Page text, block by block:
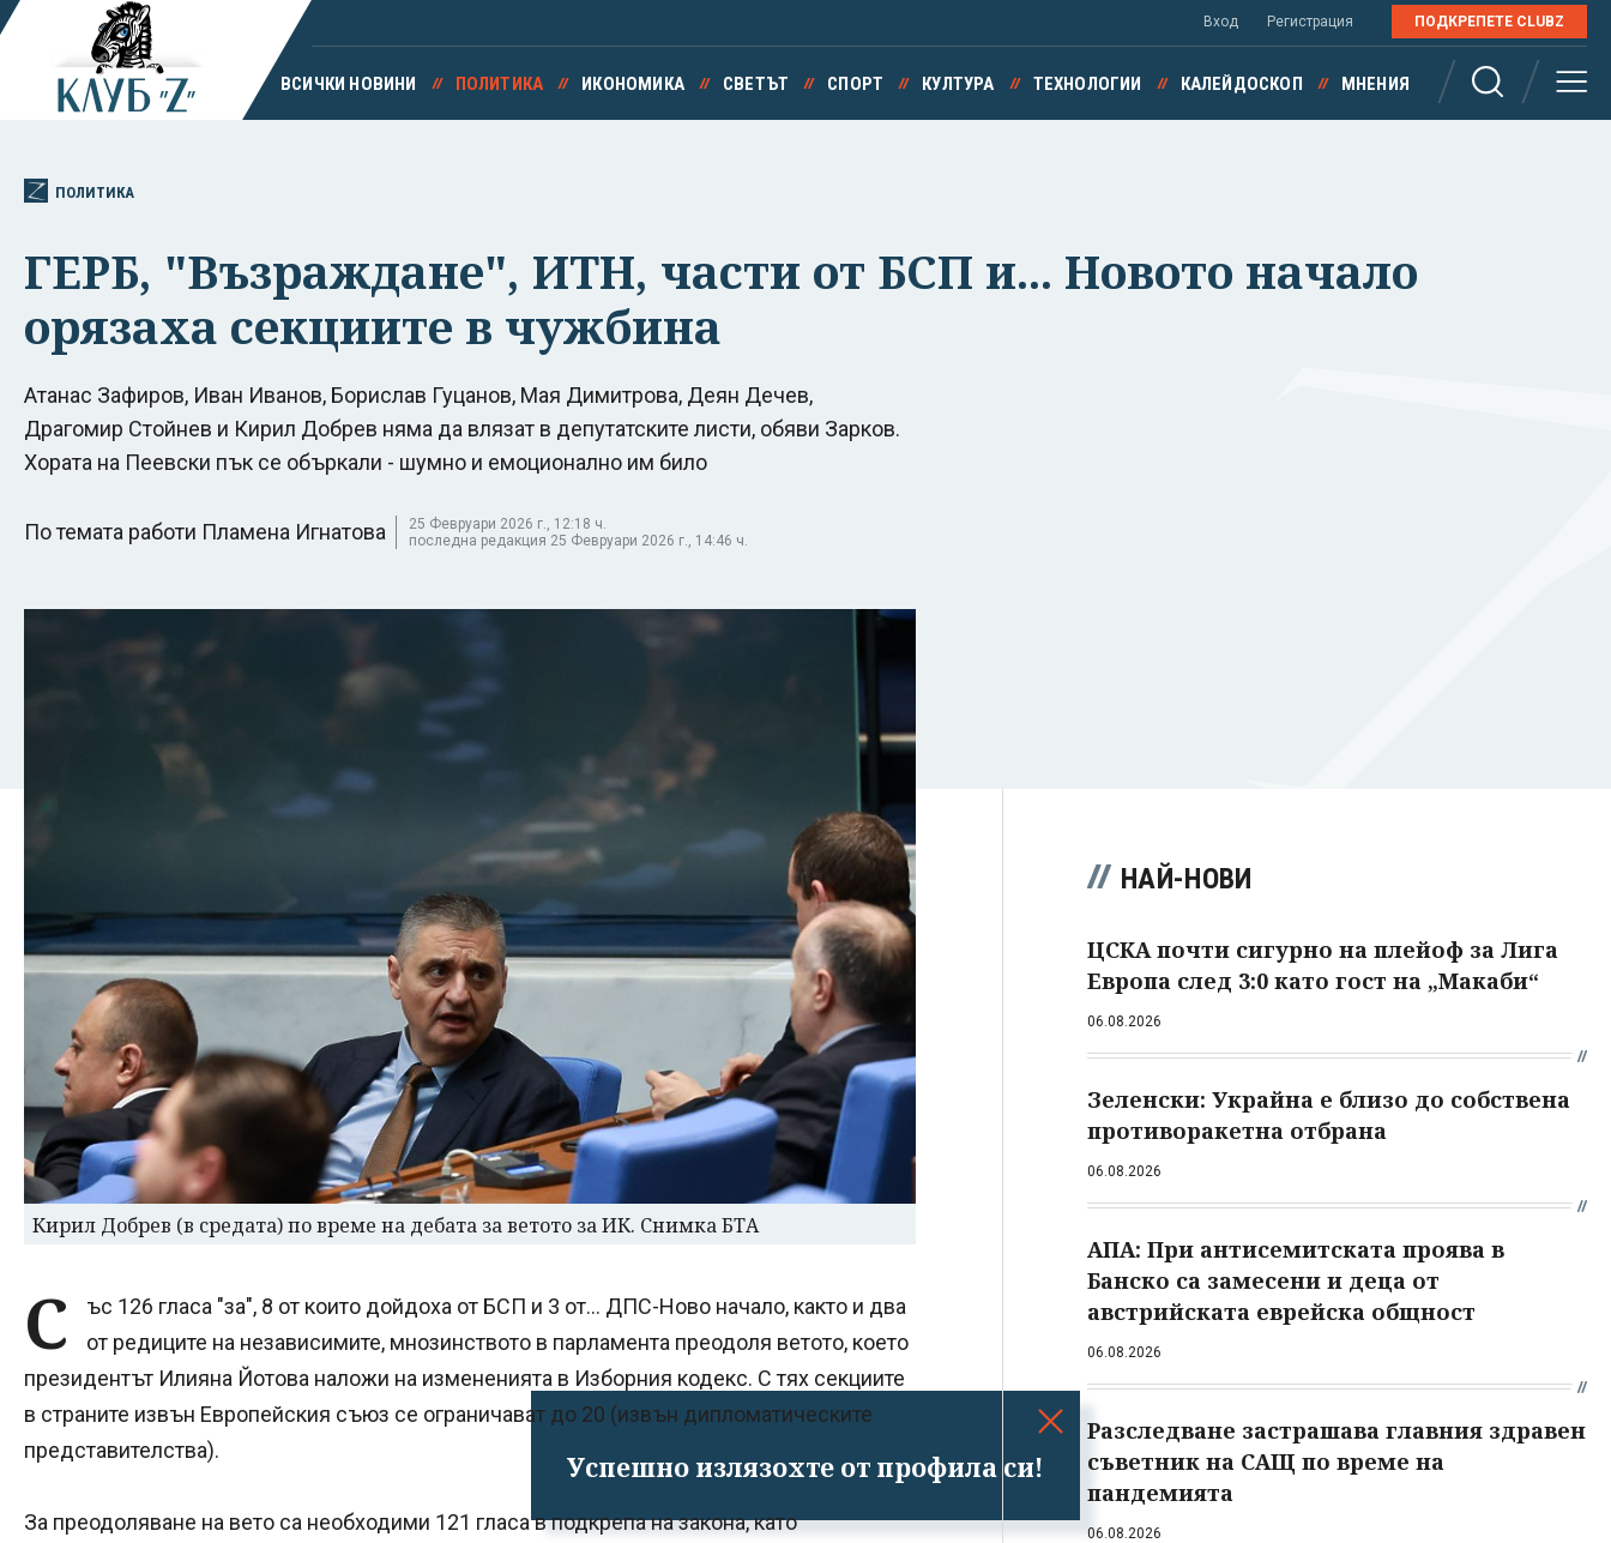
Успешно излязохте от профила си!
Вход Регистрация ПОДКРЕПЕТЕ CLUBZ
ВСИЧКИ НОВИНИ ПОЛИТИКА ИКОНОМИКА СВЕТЪТ СПОРТ КУЛТУРА ТЕХНОЛОГИИ КАЛЕЙДОСКОП МНЕНИЯ
ПОЛИТИКА
ГЕРБ, "Възраждане", ИТН, части от БСП и... Новото начало
орязаха секциите в чужбина
Атанас Зафиров, Иван Иванов, Борислав Гуцанов, Мая Димитрова, Деян Дечев,
Драгомир Стойнев и Кирил Добрев няма да влязат в депутатските листи, обяви Зарков.
Хората на Пеевски пък се объркали - шумно и емоционално им било
По темата работи Пламена Игнатова
25 Февруари 2026 г., 12:18 ч.
последна редакция 25 Февруари 2026 г., 14:46 ч.
Кирил Добрев (в средата) по време на дебата за ветото за ИК. Снимка БТА
С
ъс 126 гласа "за", 8 от които дойдоха от БСП и 3 от... ДПС-Ново начало, както и два
от редиците на независимите, мнозинството в парламента преодоля ветото, което
президентът Илияна Йотова наложи на измененията в Изборния кодекс. С тях секциите
в страните извън Европейския съюз се ограничават до 20 (извън дипломатическите
представителства).
За преодоляване на вето са необходими 121 гласа в подкрепа на закона, като
НАЙ-НОВИ
ЦСКА почти сигурно на плейоф за Лига
Европа след 3:0 като гост на „Макаби“
06.08.2026
Зеленски: Украйна е близо до собствена
противоракетна отбрана
06.08.2026
АПА: При антисемитската проява в
Банско са замесени и деца от
австрийската еврейска общност
06.08.2026
Разследване застрашава главния здравен
съветник на САЩ по време на
пандемията
06.08.2026